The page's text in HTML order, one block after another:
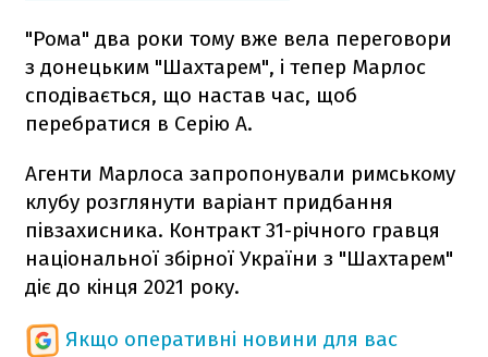
"Рома" два роки тому вже вела переговори
з донецьким "Шахтарем", і тепер Марлос
сподівається, що настав час, щоб
перебратися в Серію А.
Агенти Марлоса запропонували римському
клубу розглянути варіант придбання
півзахисника. Контракт 31-річного гравця
національної збірної України з "Шахтарем"
діє до кінця 2021 року.
Якщо оперативні новини для вас